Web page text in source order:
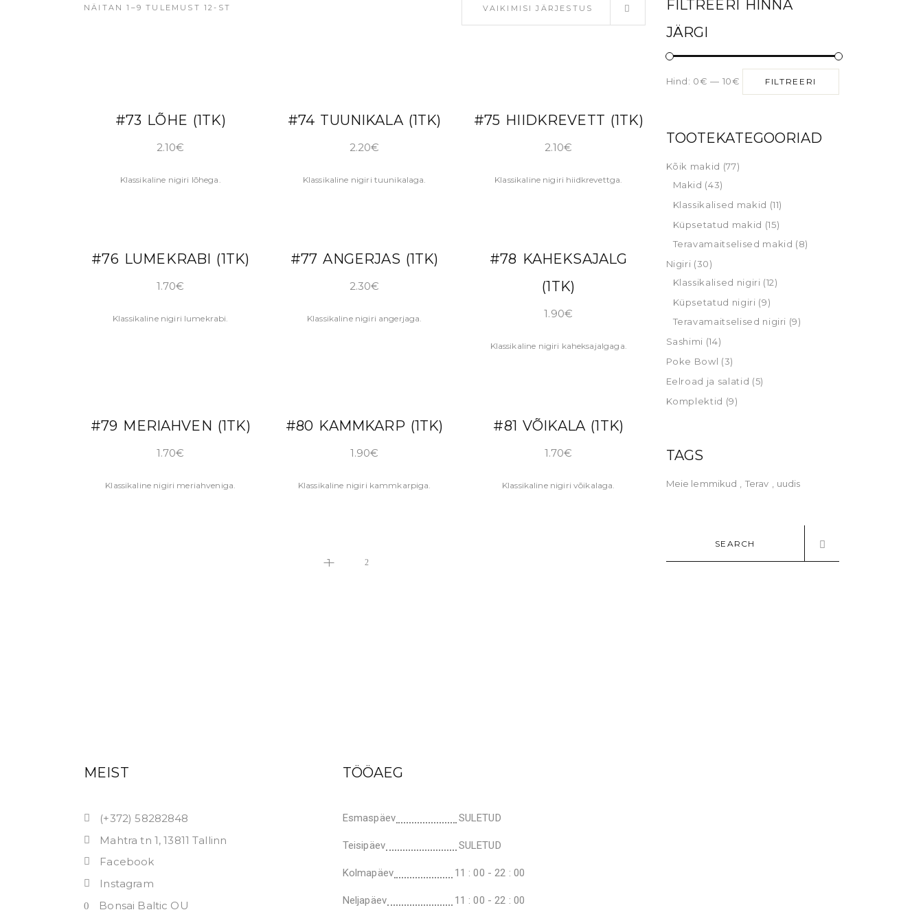
NÄITAN 1–9 TULEMUST 12-ST VAIKIMISI JÄRJESTUS
#73 LÕHE (1TK)
2.10€
Klassikaline nigiri lõhega.
#74 TUUNIKALA (1TK)
2.20€
Klassikaline nigiri tuunikalaga.
#75 HIIDKREVETT (1TK)
2.10€
Klassikaline nigiri hiidkrevettga.
#76 LUMEKRABI (1TK)
1.70€
Klassikaline nigiri lumekrabi.
#77 ANGERJAS (1TK)
2.30€
Klassikaline nigiri angerjaga.
#78 KAHEKSAJALG
(1TK)
1.90€
Klassikaline nigiri kaheksajalgaga.
#79 MERIAHVEN (1TK)
1.70€
Klassikaline nigiri meriahveniga.
#80 KAMMKARP (1TK)
1.90€
Klassikaline nigiri kammkarpiga.
#81 VÕIKALA (1TK)
1.70€
Klassikaline nigiri võikalaga.
1 2
FILTREERI HINNA
JÄRGI
FILTREERI
Hind: 0€ — 10€
TOOTEKATEGOORIAD
Kõik makid (77)
Makid (43)
Klassikalised makid (11)
Küpsetatud makid (15)
Teravamaitselised makid (8)
Nigiri (30)
Klassikalised nigiri (12)
Küpsetatud nigiri (9)
Teravamaitselised nigiri (9)
Sashimi (14)
Poke Bowl (3)
Eelroad ja salatid (5)
Komplektid (9)
TAGS
Meie lemmikud Terav uudis
MEIST
(+372) 58282848
Mahtra tn 1, 13811 Tallinn
Facebook
Instagram
Bonsai Baltic OU
TÖÖAEG
Esmaspäev SULETUD
Teisipäev SULETUD
Kolmapäev 11 : 00 - 22 : 00
Neljapäev 11 : 00 - 22 : 00